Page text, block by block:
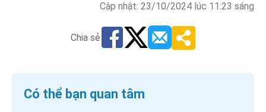
Cập nhật: 23/10/2024 lúc 11:23 sáng
Chia sẻ
Có thể bạn quan tâm